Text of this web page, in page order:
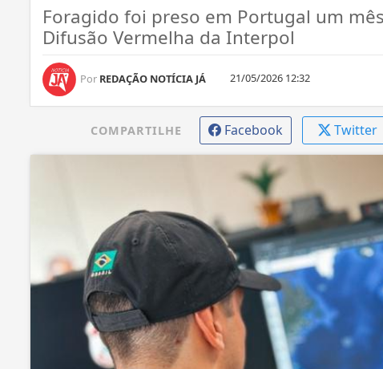
Foragido foi preso em Portugal um
Difusão Vermelha da Interpol
Por REDAÇÃO NOTÍCIA JÁ 21/05/2026 12:32
COMPARTILHE Facebook Twitter